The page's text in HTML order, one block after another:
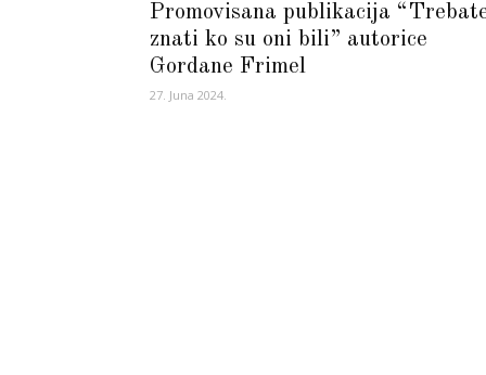
Promovisana publikacija
znati ko su oni bili” autorice
Gordane Frimel
27. Juna 2024.